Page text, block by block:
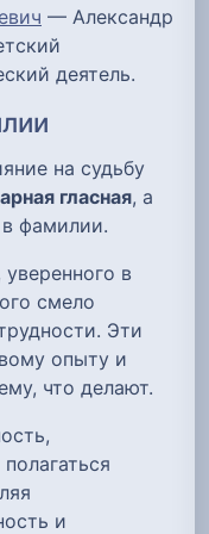
— Александр
деятель.
на судьбу
гласная, а
в фамилии.
в
смело
Эти
опыту и
что делают.
и